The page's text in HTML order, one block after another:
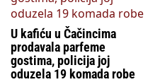
U kafiću u Čačincima
prodavala parfeme
gostima, policija joj
oduzela 19 komada robe